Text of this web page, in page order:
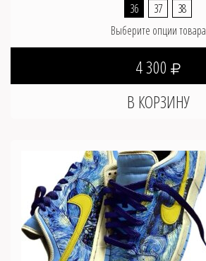
36 37
38
Выберите опции товара
4 300